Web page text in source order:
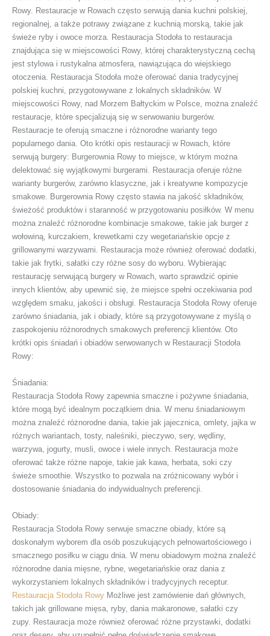
Rowy. Restauracje w Rowach często serwują dania kuchni polskiej,
regionalnej, a także potrawy związane z kuchnią morską, takie jak
świeże ryby i owoce morza. Restauracja Stodoła to restauracja
znajdująca się w miejscowości Rowy, której charakterystyczną cechą
jest stylowa i rustykalna atmosfera, nawiązująca do wiejskiego
otoczenia. Restauracja Stodoła może oferować dania tradycyjnej
polskiej kuchni, przygotowywane z lokalnych składników. W
miejscowości Rowy, nad Morzem Bałtyckim w Polsce, można znaleźć
restauracje, które specjalizują się w serwowaniu burgerów.
Restauracje te oferują smaczne i różnorodne warianty tego
popularnego dania. Oto krótki opis restauracji w Rowach, które
serwują burgery: Burgerownia Rowy to miejsce, w którym można
delektować się wyjątkowymi burgerami. Restauracja oferuje różne
warianty burgerów, zarówno klasyczne, jak i kreatywne kompozycje
smakowe. Burgerownia Rowy często stawia na jakość składników,
świeżość produktów i staranność w przygotowaniu posiłków. W menu
można znaleźć różnorodne kombinacje smakowe, takie jak burger z
wołowiną, kurczakiem, krewetkami czy wegetariańskie opcje z
grillowanymi warzywami. Restauracja może również oferować dodatki,
takie jak frytki, sałatki czy różne sosy do wyboru. Wybierając
restaurację serwującą burgery w Rowach, warto sprawdzić opinie
innych klientów, aby upewnić się, że miejsce spełni oczekiwania pod
względem smaku, jakości i obsługi. Restauracja Stodoła Rowy oferuje
zarówno śniadania, jak i obiady, które są przygotowywane z myślą o
zaspokojeniu różnorodnych smakowych preferencji klientów. Oto
krótki opis śniadań i obiadów serwowanych w Restauracji Stodoła
Rowy:
Śniadania:
Restauracja Stodoła Rowy zapewnia smaczne i pożywne śniadania,
które mogą być idealnym początkiem dnia. W menu śniadaniowym
można znaleźć różnorodne dania, takie jak jajecznica, omlety, jajka w
różnych wariantach, tosty, naleśniki, pieczywo, sery, wędliny,
warzywa, jogurty, musli, owoce i wiele innych. Restauracja może
oferować także różne napoje, takie jak kawa, herbata, soki czy
świeże smoothie. Wszystko to pozwala na zróżnicowany wybór i
dostosowanie śniadania do indywidualnych preferencji.
Obiady:
Restauracja Stodoła Rowy serwuje smaczne obiady, które są
doskonałym wyborem dla osób poszukujących pełnowartościowego i
smacznego posiłku w ciągu dnia. W menu obiadowym można znaleźć
różnorodne dania mięsne, rybne, wegetariańskie oraz dania z
wykorzystaniem lokalnych składników i tradycyjnych receptur.
Restauracja Stodoła Rowy Możliwe jest zamówienie dań głównych,
takich jak grillowane mięsa, ryby, dania makaronowe, sałatki czy
zupy. Restauracja może również oferować różne przystawki, dodatki